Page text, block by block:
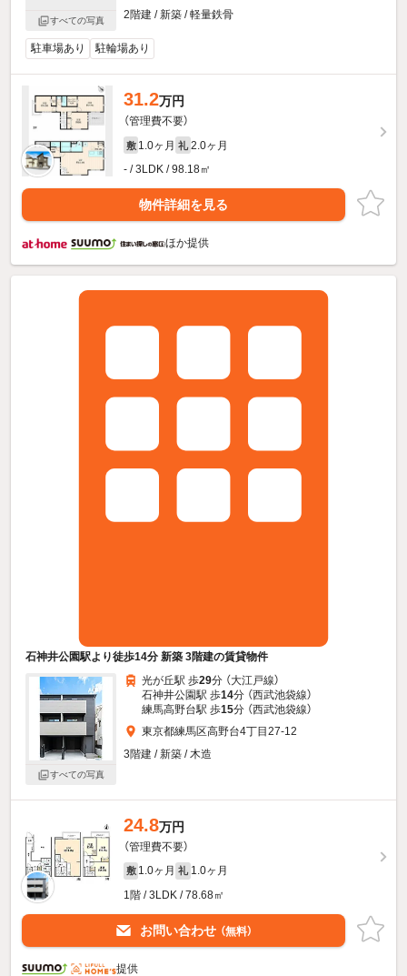
すべての写真
2階建 / 新築 / 軽量鉄骨
駐車場あり 駐輪場あり
31.2万円
（管理費不要）
敷 1.0ヶ月 礼 2.0ヶ月
- / 3LDK / 98.18㎡
物件詳細を見る
ほか提供
石神井公園駅より徒歩14分 新築 3階建の賃貸物件
すべての写真
光が丘駅 歩29分 （大江戸線）
石神井公園駅 歩14分 （西武池袋線）
練馬高野台駅 歩15分 （西武池袋線）
東京都練馬区高野台4丁目27-12
3階建 / 新築 / 木造
24.8万円
（管理費不要）
敷 1.0ヶ月 礼 1.0ヶ月
1階 / 3LDK / 78.68㎡
お問い合わせ （無料）
提供